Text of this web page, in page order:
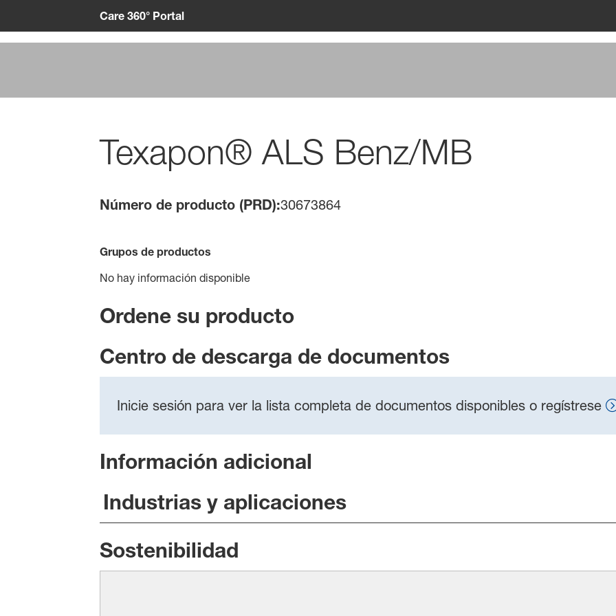
Care 360° Portal
Texapon® ALS Benz/MB
Número de producto (PRD):30673864
Grupos de productos
No hay información disponible
Ordene su producto
Centro de descarga de documentos
Inicie sesión para ver la lista completa de documentos disponibles o regístrese
Información adicional
Industrias y aplicaciones
Sostenibilidad